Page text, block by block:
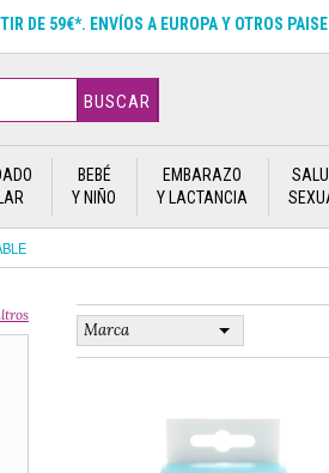
DE 59€*. ENVÍOS A EUROPA Y OTROS
BUSCAR
BEBÉ
Y NIÑO
EMBARAZO
Y LACTANCIA
Marca